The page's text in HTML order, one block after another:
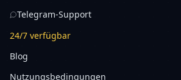
Telegram-Support
24/7 verfügbar
Blog
Nutzungsbedingungen